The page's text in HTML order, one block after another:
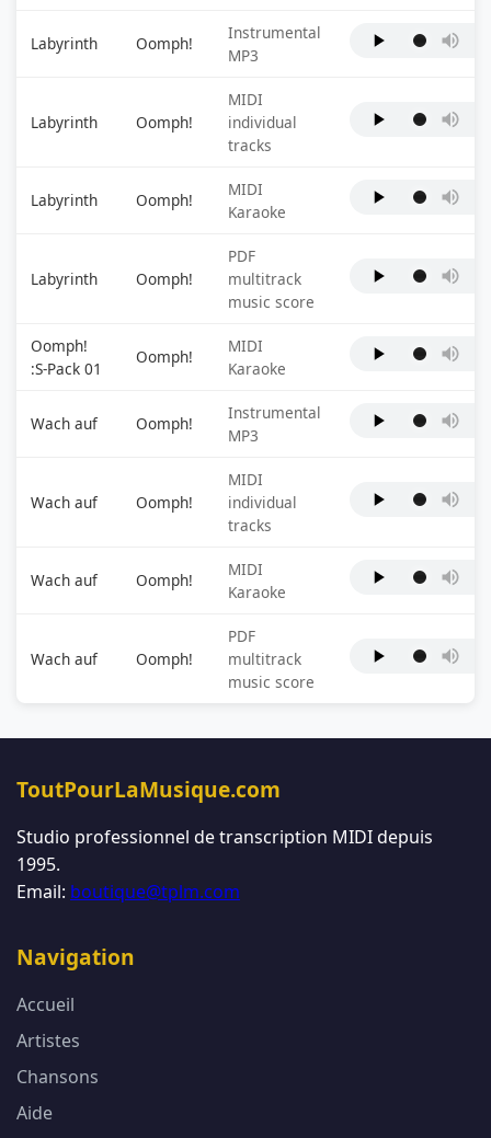
Labyrinth Oomph!
Instrumental
MP3
Labyrinth Oomph!
MIDI
individual
tracks
Labyrinth Oomph!
MIDI
Karaoke
Labyrinth Oomph!
PDF
multitrack
music score
Oomph!
:S-Pack 01
Oomph!
MIDI
Karaoke
Wach auf Oomph!
Instrumental
MP3
Wach auf Oomph!
MIDI
individual
tracks
Wach auf Oomph!
MIDI
Karaoke
Wach auf Oomph!
PDF
multitrack
music score
ToutPourLaMusique.com
Studio professionnel de transcription MIDI depuis
1995.
Email: boutique@tplm.com
Navigation
Accueil
Artistes
Chansons
Aide